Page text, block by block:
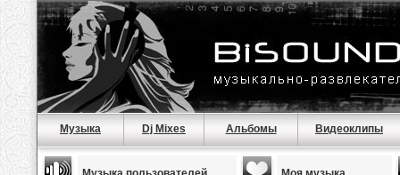
Музыка Dj Mixes Альбомы Видеоклипы